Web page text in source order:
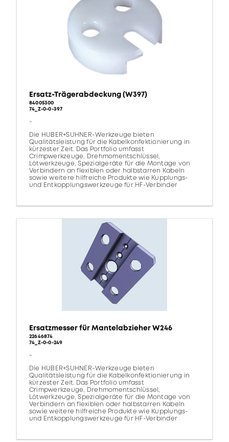
Ersatz-Trägerabdeckung (W397)
84005300
74_Z-0-0-397
-
Die HUBER+SUHNER-Werkzeuge bieten
Qualitätsleistung für die Kabelkonfektionierung in
kürzester Zeit. Das Portfolio umfasst
Crimpwerkzeuge, Drehmomentschlüssel,
Lötwerkzeuge, Spezialgeräte für die Montage von
Verbindern an flexiblen oder halbstarren Kabeln
sowie weitere hilfreiche Produkte wie Kupplungs-
und Entkopplungswerkzeuge für HF-Verbinder
Ersatzmesser für Mantelabzieher W246
22646874
74_Z-0-0-249
-
Die HUBER+SUHNER-Werkzeuge bieten
Qualitätsleistung für die Kabelkonfektionierung in
kürzester Zeit. Das Portfolio umfasst
Crimpwerkzeuge, Drehmomentschlüssel,
Lötwerkzeuge, Spezialgeräte für die Montage von
Verbindern an flexiblen oder halbstarren Kabeln
sowie weitere hilfreiche Produkte wie Kupplungs-
und Entkopplungswerkzeuge für HF-Verbinder